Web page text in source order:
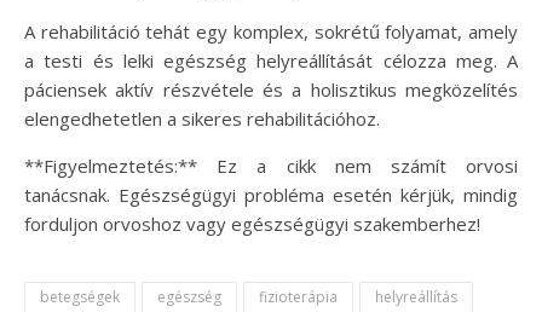
A rehabilitáció tehát egy komplex, sokrétű folyamat, amely
a testi és lelki egészség helyreállítását célozza meg. A
páciensek aktív részvétele és a holisztikus megközelítés
elengedhetetlen a sikeres rehabilitációhoz.
**Figyelmeztetés:** Ez a cikk nem számít orvosi
tanácsnak. Egészségügyi probléma esetén kérjük, mindig
forduljon orvoshoz vagy egészségügyi szakemberhez!
betegségek egészség fizioterápia helyreállítás